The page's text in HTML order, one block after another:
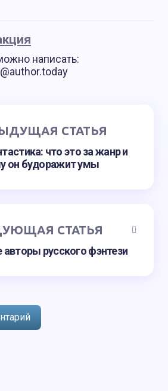
написать:
СТАТЬЯ
что это за жанр и
он будоражит умы
СТАТЬЯ
русского фэнтези